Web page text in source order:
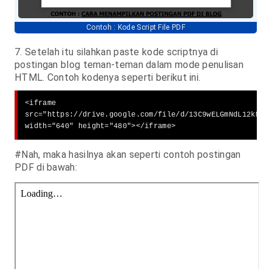
Contoh : Kode Script File PDF
7. Setelah itu silahkan paste kode scriptnya di
postingan blog teman-teman dalam mode penulisan
HTML. Contoh kodenya seperti berikut ini.
<iframe
src="https://drive.google.com/file/d/
width="640" height="480"></iframe>
#Nah, maka hasilnya akan seperti contoh postingan
PDF di bawah: